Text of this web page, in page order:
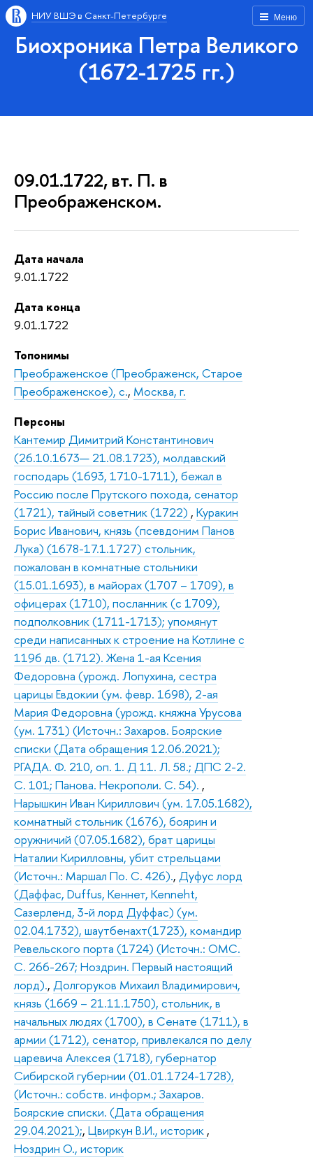
Меню
НИУ ВШЭ в Санкт-Петербурге
Биохроника Петра Великого
(1672-1725 гг.)
09.01.1722, вт. П. в
Преображенском.
Дата начала
9.01.1722
Дата конца
9.01.1722
Топонимы
Преображенское (Преображенск, Старое
Преображенское), с., Москва, г.
Персоны
Кантемир Димитрий Константинович
(26.10.1673— 21.08.1723), молдавский
господарь (1693, 1710-1711), бежал в
Россию после Прутского похода, сенатор
(1721), тайный советник (1722) , Куракин
Борис Иванович, князь (псевдоним Панов
Лука) (1678-17.1.1727) стольник,
пожалован в комнатные стольники
(15.01.1693), в майорах (1707 – 1709), в
офицерах (1710), посланник (с 1709),
подполковник (1711-1713); упомянут
среди написанных к строение на Котлине с
1196 дв. (1712). Жена 1-ая Ксения
Федоровна (урожд. Лопухина, сестра
царицы Евдокии (ум. февр. 1698), 2-ая
Мария Федоровна (урожд. княжна Урусова
(ум. 1731) (Источн.: Захаров. Боярские
списки (Дата обращения 12.06.2021);
РГАДА. Ф. 210, оп. 1. Д 11. Л. 58.; ДПС 2-2.
С. 101; Панова. Некрополи. С. 54). ,
Нарышкин Иван Кириллович (ум. 17.05.1682),
комнатный стольник (1676), боярин и
оружничий (07.05.1682), брат царицы
Наталии Кирилловны, убит стрельцами
(Источн.: Маршал По. С. 426)., Дуфус лорд
(Даффас, Duffus, Кеннет, Kenneht,
Сазерленд, 3-й лорд Дуффас) (ум.
02.04.1732), шаутбенахт(1723), командир
Ревельского порта (1724) (Источн.: ОМС.
С. 266-267; Ноздрин. Первый настоящий
лорд)., Долгоруков Михаил Владимирович,
князь (1669 – 21.11.1750), стольник, в
начальных людях (1700), в Сенате (1711), в
армии (1712), сенатор, привлекался по делу
царевича Алексея (1718), губернатор
Сибирской губернии (01.01.1724-1728),
(Источн.: собств. информ.; Захаров.
Боярские списки. (Дата обращения
29.04.2021);, Цвиркун В.И., историк ,
Ноздрин О., историк